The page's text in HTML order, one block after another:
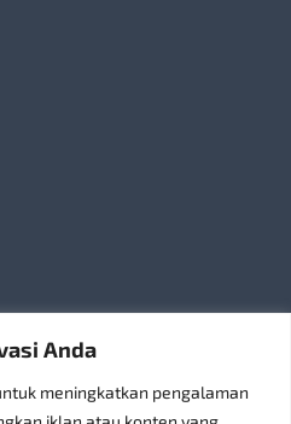
Anda
meningkatkan pengalaman
Transportasi Vertikal
Room in Singapore